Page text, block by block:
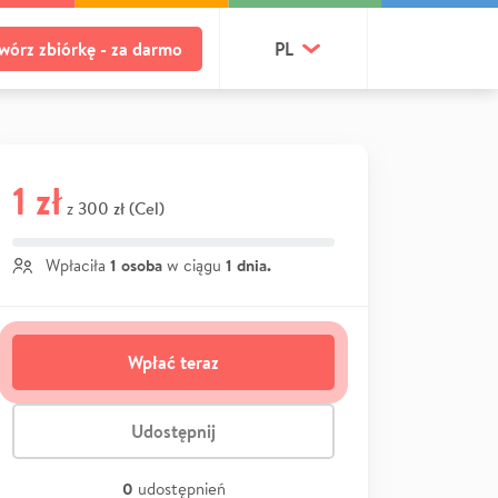
zbiórkę - za darmo PL
1 zł z 300 zł (Cel)
Wpłaciła 1 osoba w ciągu 1 dnia.
Wpłać teraz
Udostępnij
0 udostępnień